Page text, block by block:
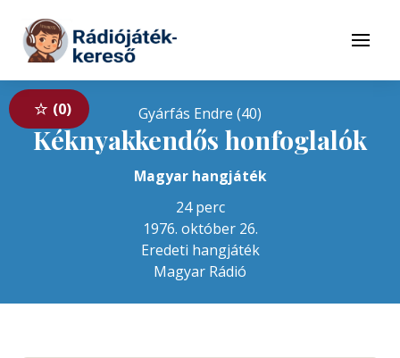
Tovább a tartalomhoz
Menü
0 Gyárfás Endre (40)
Kéknyakkendős honfoglalók
Magyar hangjáték
24 perc
1976. október 26.
Eredeti hangjáték
Magyar Rádió